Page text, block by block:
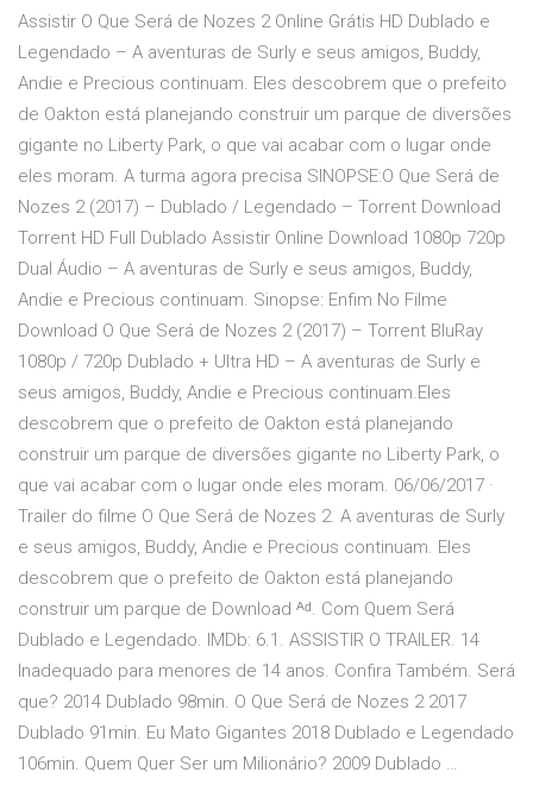
Assistir O Que Será de Nozes 2 Online Grátis HD Dublado e
Legendado – A aventuras de Surly e seus amigos, Buddy,
Andie e Precious continuam. Eles descobrem que o prefeito
de Oakton está planejando construir um parque de diversões
gigante no Liberty Park, o que vai acabar com o lugar onde
eles moram. A turma agora precisa SINOPSE:O Que Será de
Nozes 2 (2017) – Dublado / Legendado – Torrent Download
Torrent HD Full Dublado Assistir Online Download 1080p 720p
Dual Áudio – A aventuras de Surly e seus amigos, Buddy,
Andie e Precious continuam. Sinopse: Enfim No Filme
Download O Que Será de Nozes 2 (2017) – Torrent BluRay
1080p / 720p Dublado + Ultra HD – A aventuras de Surly e
seus amigos, Buddy, Andie e Precious continuam.Eles
descobrem que o prefeito de Oakton está planejando
construir um parque de diversões gigante no Liberty Park, o
que vai acabar com o lugar onde eles moram. 06/06/2017 ·
Trailer do filme O Que Será de Nozes 2. A aventuras de Surly
e seus amigos, Buddy, Andie e Precious continuam. Eles
descobrem que o prefeito de Oakton está planejando
construir um parque de Download ᴬᵈ. Com Quem Será
Dublado e Legendado. IMDb: 6.1. ASSISTIR O TRAILER. 14
Inadequado para menores de 14 anos. Confira Também. Será
que? 2014 Dublado 98min. O Que Será de Nozes 2 2017
Dublado 91min. Eu Mato Gigantes 2018 Dublado e Legendado
106min. Quem Quer Ser um Milionário? 2009 Dublado …